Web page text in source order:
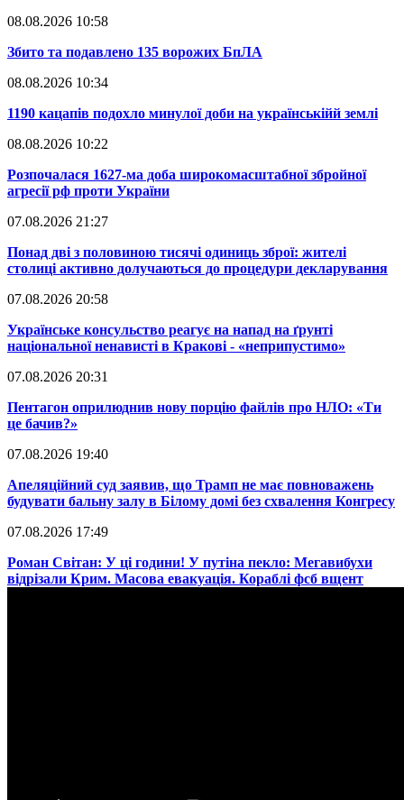
08.08.2026 10:58
​Збито та подавлено 135 ворожих БпЛА
08.08.2026 10:34
​1190 кацапів подохло минулої доби на українськійй землі
08.08.2026 10:22
​Розпочалася 1627-ма доба широкомасштабної збройної
агресії рф проти України
07.08.2026 21:27
​Понад дві з половиною тисячі одиниць зброї: жителі
столиці активно долучаються до процедури декларування
07.08.2026 20:58
​Українське консульство реагує на напад на ґрунті
національної ненависті в Кракові - «неприпустимо»
07.08.2026 20:31
​Пентагон оприлюднив нову порцію файлів про НЛО: «Ти
це бачив?»
07.08.2026 19:40
​Апеляційний суд заявив, що Трамп не має повноважень
будувати бальну залу в Білому домі без схвалення Конгресу
07.08.2026 17:49
​Роман Світан: У ці години! У путіна пекло: Мегавибухи
відрізали Крим. Масова евакуація. Кораблі фсб вщент